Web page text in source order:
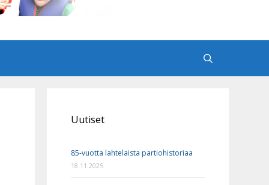
Uutiset
85-vuotta lahtelaista partiohistoriaa
18.11.2025